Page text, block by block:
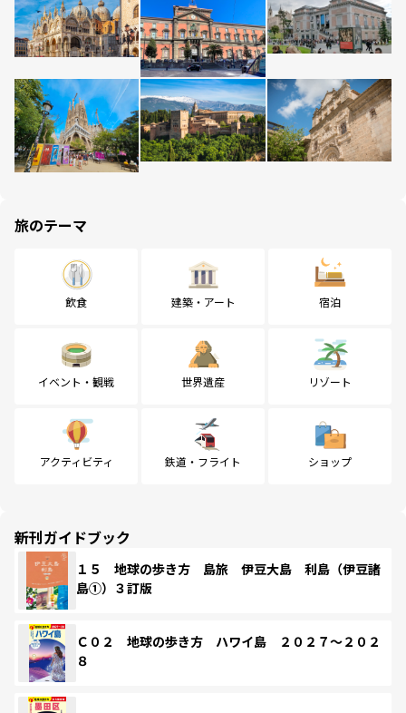
旅のテーマ
飲食 建築・アート 宿泊
イベント・観戦 世界遺産 リゾート
アクティビティ 鉄道・フライト ショップ
新刊ガイドブック
１５ 地球の歩き方 島旅 伊豆大島 利島（伊豆諸
島①）３訂版
Ｃ０２ 地球の歩き方 ハワイ島 ２０２７～２０２
８